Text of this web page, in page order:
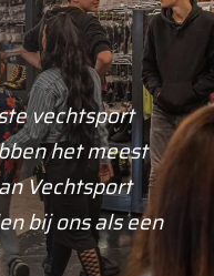
vechtsport
het meest
Vechtsport
bij ons als een